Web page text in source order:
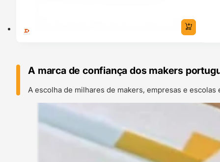
A marca de confiança dos makers
A escolha de milhares de makers, empresas e escolas